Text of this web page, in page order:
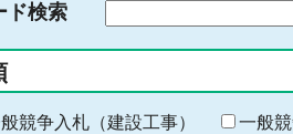
ド検索
る
キ
競争入札（建設工事） 一般競